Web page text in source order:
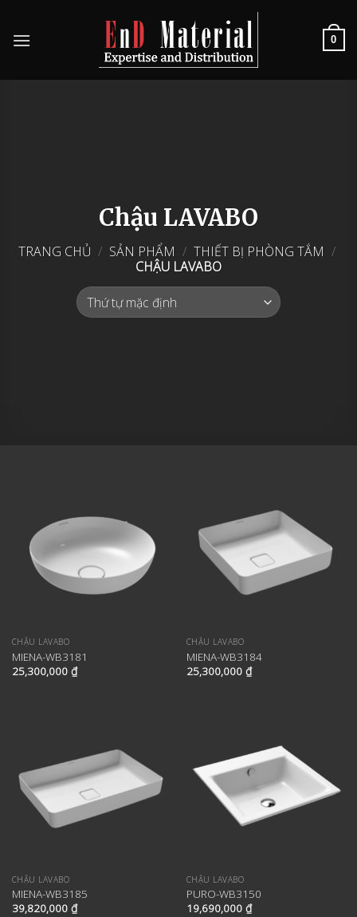
content
0
Chậu LAVABO
TRANG CHỦ / SẢN PHẨM / THIẾT BỊ PHÒNG TẮM /
CHẬU LAVABO
CHẬU LAVABO
MIENA-WB3181
25,300,000 ₫
CHẬU LAVABO
MIENA-WB3184
25,300,000 ₫
CHẬU LAVABO
MIENA-WB3185
39,820,000 ₫
CHẬU LAVABO
PURO-WB3150
19,690,000 ₫